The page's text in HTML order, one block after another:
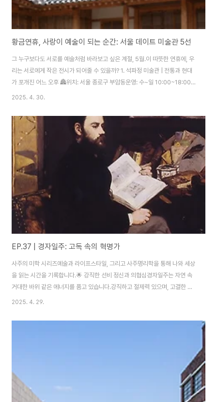
황금연휴, 사랑이 예술이 되는 순간: 서울 데이트 미술관 5선
그 누구보다도 서로를 예술처럼 바라보고 싶은 계절, 5월.이 따뜻한 연휴에, 우
리는 서로에게 작은 전시가 되어줄 수 있을까? 1. 석파정 미술관 | 전통과 현대
가 포개진 어느 오후 🏯위치: 서울 종로구 부암동운영: 수~일 10:00~18:00
(5/5 월·5/6 화 특별 운영)석파정은 흥선대원군의 별서였고, 지금은 인왕산 아
작품이 돼요.📌 추천 이유: 전통 한옥 정원 + 현대 미술 전시, 서울에서 누릴 수
있는 가장 '사색적인' 데이트 장소!2. piknic 피크닉 | 감각의 총집합, 도시 속
쉼표 ☕️위치: 서울 중구 퇴계로6가길 30운영: 화~일 10:00~18:00 (월 휴관)
전시장, 카페, 디자인숍, 옥상 전망까지. 예술..
2025. 4. 30.
EP.37 | 경자일주: 고독 속의 혁명가
사주의 미학 시리즈예술과 라이프스타일, 그리고 사주명리학을 통해 나와 세상
을 읽는 시간을 기록합니다.🌟 강직한 선비 정신과 의협심경자일주는 자연 속
거대한 바위 같은 에너지를 품고 있습니다.강직하고 절제력 있으며, 고결한 선
비 같은 태도를 지니고 있습니다.비판적 사고와 혁명 정신이 강하고, 기획력과
같은 추진력말재주와 표현력이 뛰어나지만, 고집이 강하고 자신의 주장을 굽히
2025. 4. 29.